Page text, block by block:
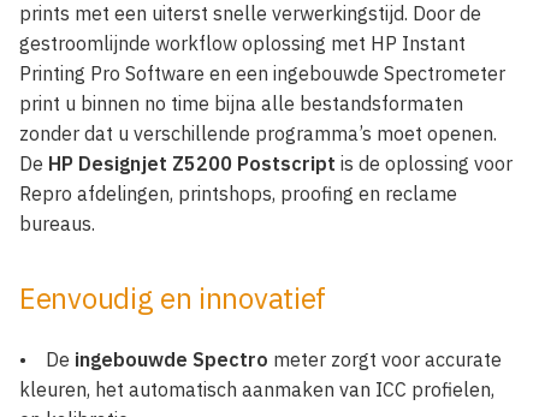
prints met een uiterst snelle verwerkingstijd. Door de
gestroomlijnde workflow oplossing met HP Instant
Printing Pro Software en een ingebouwde Spectrometer
print u binnen no time bijna alle bestandsformaten
zonder dat u verschillende programma’s moet openen.
De HP Designjet Z5200 Postscript is de oplossing voor
Repro afdelingen, printshops, proofing en reclame
bureaus.
Eenvoudig en innovatief
• De ingebouwde Spectro meter zorgt voor accurate
kleuren, het automatisch aanmaken van ICC profielen,